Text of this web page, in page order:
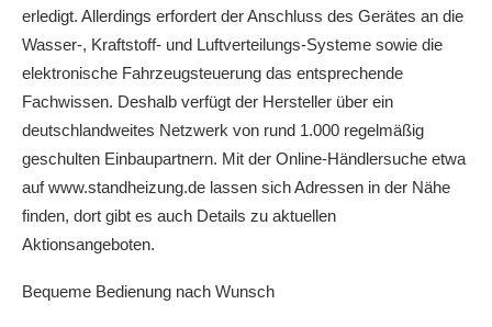
erledigt. Allerdings erfordert der Anschluss des Gerätes an die
Wasser-, Kraftstoff- und Luftverteilungs-Systeme sowie die
elektronische Fahrzeugsteuerung das entsprechende
Fachwissen. Deshalb verfügt der Hersteller über ein
deutschlandweites Netzwerk von rund 1.000 regelmäßig
geschulten Einbaupartnern. Mit der Online-Händlersuche etwa
auf www.standheizung.de lassen sich Adressen in der Nähe
finden, dort gibt es auch Details zu aktuellen
Aktionsangeboten.
Bequeme Bedienung nach Wunsch